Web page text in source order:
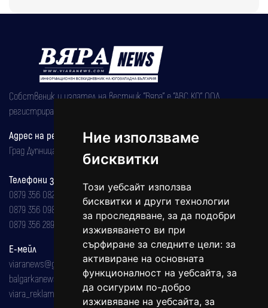
Ние използваме
бисквитки
Този уебсайт използва
бисквитки и други технологии
за проследяване, за да подобри
изживяването ви при
сърфиране за следните цели: за
активиране на основната
функционалност на уебсайта, за
да осигурим по-добро
изживяване на уебсайта, за
Собственик и издател на вестник "Вяра" е "АВС КО" ООД,
регистрирана на 08.05.2002 година.
Адрес на редакцията
Град Дупница, ул.''Христо Ботев" 43
Телефони за реклама и абонаменти
0879 356 082
0879 356 098
0879 356 289
Е-мейл
viaranews@gmail.com
balgarkanews@gmail.com
viara_reklama@mail.bg